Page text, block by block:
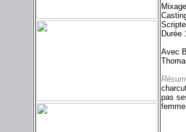
Durée
Avec
pas